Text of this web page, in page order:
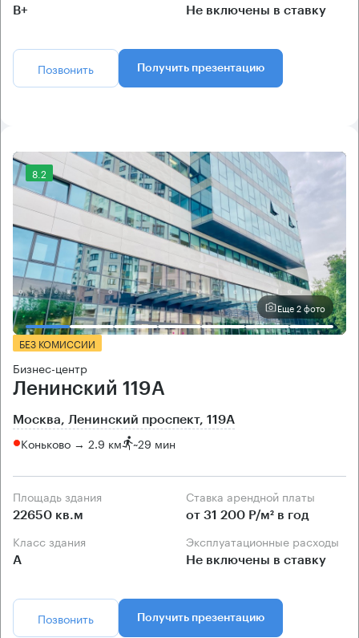
B+ Не включены в ставку
Позвонить Получить презентацию
8.2
Еще 2 фото
БЕЗ КОМИССИИ
Бизнес-центр
Ленинский 119А
Москва, Ленинский проспект, 119А
Коньково → 2.9 км ~29 мин
Площадь здания
22650 кв.м
Ставка арендной платы
от 31 200 Р/м² в год
Класс здания
А
Эксплуатационные расходы
Не включены в ставку
Позвонить Получить презентацию